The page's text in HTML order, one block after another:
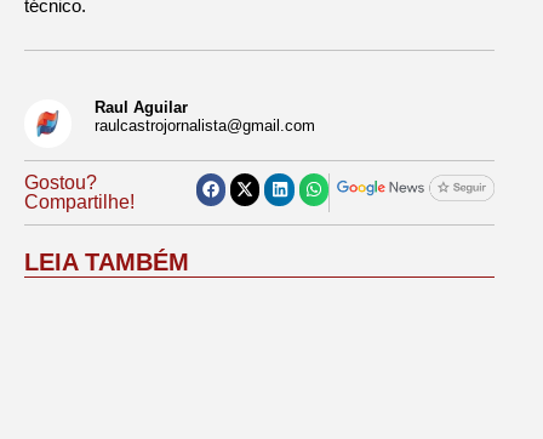
técnico.
Raul Aguilar
raulcastrojornalista@gmail.com
Gostou?
Compartilhe!
LEIA TAMBÉM